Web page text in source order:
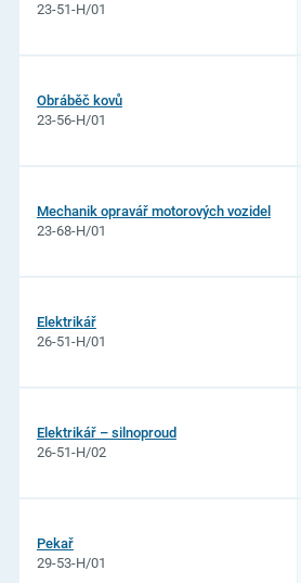
organizace
23-51-H/01
Obráběč kovů
23-56-H/01
Mechanik opravář motorových vozidel
23-68-H/01
Elektrikář
26-51-H/01
Elektrikář – silnoproud
26-51-H/02
Pekař
29-53-H/01